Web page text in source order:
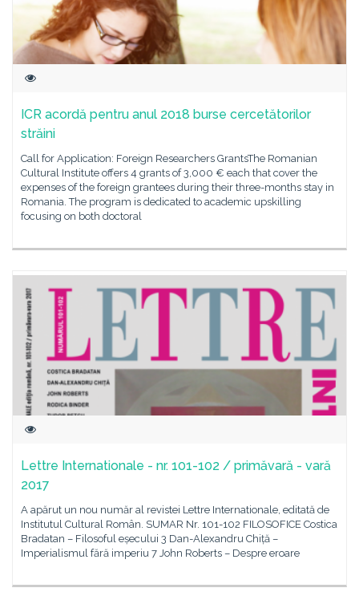
ICR acordă pentru anul 2018 burse cercetătorilor
străini
Call for Application: Foreign Researchers GrantsThe Romanian
Cultural Institute offers 4 grants of 3,000 € each that cover the
expenses of the foreign grantees during their three-months stay in
Romania. The program is dedicated to academic upskilling
focusing on both doctoral
Lettre Internationale - nr. 101-102 / primăvară - vară
2017
A apărut un nou număr al revistei Lettre Internationale, editată de
Institutul Cultural Român. SUMAR Nr. 101-102 FILOSOFICE Costica
Bradatan – Filosoful eșecului 3 Dan-Alexandru Chiță –
Imperialismul fără imperiu 7 John Roberts – Despre eroare